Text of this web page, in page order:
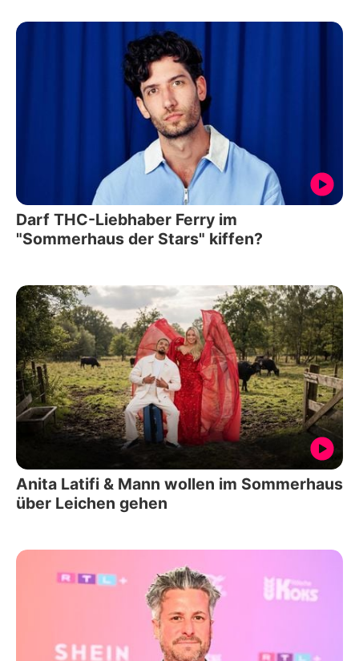
Darf THC-Liebhaber Ferry im
"Sommerhaus der Stars" kiffen?
Anita Latifi & Mann wollen im Sommerhaus
über Leichen gehen